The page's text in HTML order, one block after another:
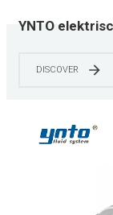
YNTO
DISCOVER